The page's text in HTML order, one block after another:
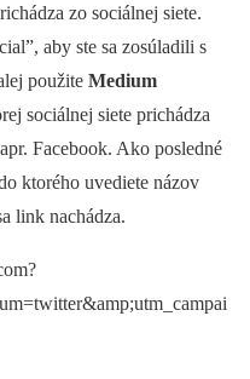
zo sociálnej siete.
aby ste sa zosúladili s
použite Medium
sociálnej siete prichádza
Facebook. Ako posledné
ktorého uvediete názov
link nachádza.